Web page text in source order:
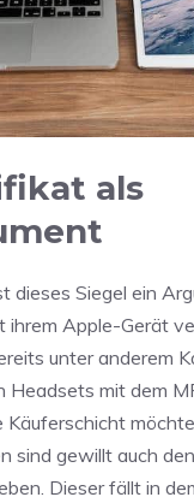
als
dieses Siegel ein
ihrem Apple-Gerät
unter anderem
Headsets mit dem
Käuferschicht
sind gewillt auch
Dieser fällt in